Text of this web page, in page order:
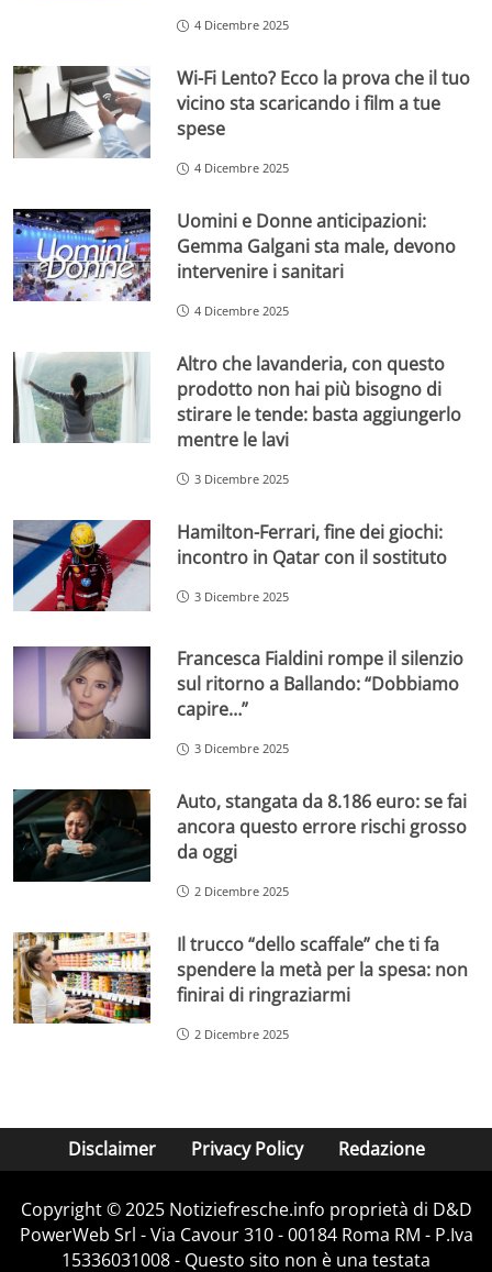
4 Dicembre 2025
Wi-Fi Lento? Ecco la prova che il tuo
vicino sta scaricando i film a tue
spese
4 Dicembre 2025
Uomini e Donne anticipazioni:
Gemma Galgani sta male, devono
intervenire i sanitari
4 Dicembre 2025
Altro che lavanderia, con questo
prodotto non hai più bisogno di
stirare le tende: basta aggiungerlo
mentre le lavi
3 Dicembre 2025
Hamilton-Ferrari, fine dei giochi:
incontro in Qatar con il sostituto
3 Dicembre 2025
Francesca Fialdini rompe il silenzio
sul ritorno a Ballando: “Dobbiamo
capire…”
3 Dicembre 2025
Auto, stangata da 8.186 euro: se fai
ancora questo errore rischi grosso
da oggi
2 Dicembre 2025
Il trucco “dello scaffale” che ti fa
spendere la metà per la spesa: non
finirai di ringraziarmi
2 Dicembre 2025
Disclaimer Privacy Policy Redazione
Copyright © 2025 Notiziefresche.info proprietà di D&D
PowerWeb Srl - Via Cavour 310 - 00184 Roma RM - P.Iva
15336031008 - Questo sito non è una testata